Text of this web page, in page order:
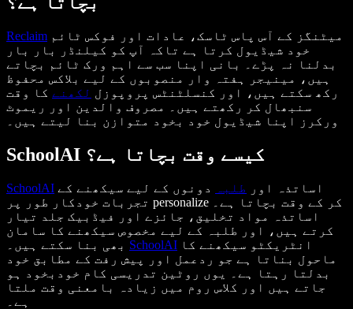
Reclaim
خود شیڈیول کرتا ہے تاکہ آپ کو کیلنڈر بار بار
بدلنا نہ پڑے۔ بانی اپنا سب سے اہم ورک ٹائم بچاتے
ہیں، مینیجر ہفتہ وار منصوبوں کے لیے بلاکس محفوظ
رکھ سکتے ہیں، اور کنسلٹنٹس پروپوزل لکھنے کا وقت
سنبھال کر رکھتے ہیں۔ مصروف والدین اور ریموٹ
ورکرز اپنا شیڈیول خود بخود متوازن بنا لیتے ہیں۔
SchoolAI کیسے وقت بچاتا ہے؟
SchoolAI اساتذہ اور طلبہ
دونوں کے لیے سیکھنے کے
تجربات خودکار طور پر personalize کر کے وقت بچاتا ہے۔
اساتذہ مواد تخلیق، جائزے اور فیڈبیک جلد تیار
کرتے ہیں، اور طلبہ کے لیے مخصوص سیکھنے کا سامان
SchoolAI
ماحول بناتا ہے جو ردعمل اور پیش رفت کے مطابق خود
بدلتا رہتا ہے۔ یوں روٹین تدریسی کام خودبخود ہو
جاتے ہیں اور کلاس روم میں زیادہ بامعنی وقت ملتا
ہے۔